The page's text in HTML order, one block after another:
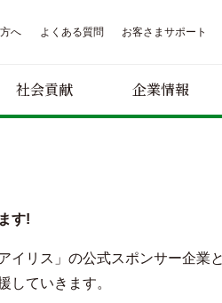
へ よくある質問 お客さまサポート
社会貢献 企業情報
す!
リス」の公式スポンサー企業
していきます。